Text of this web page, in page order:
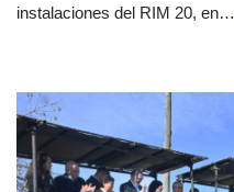
instalaciones del RIM 20, en…